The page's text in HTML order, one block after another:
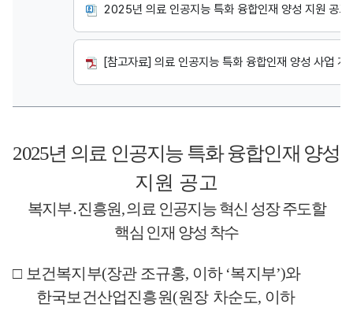
2025년 의료 인공지능 특화 융합인재 양성 지원 공
[참고자료] 의료 인공지능 특화 융합인재 양성 사업
2025년 의료 인공지능 특화 융합인재 양성
지원 공고
복지부․진흥원,의료 인공지능 혁신 성장 주도할
핵심 인재 양성 착수
□ 보건복지부(장관 조규홍, 이하 ‘복지부’)와
한국보건산업진흥원(원장 차순도, 이하